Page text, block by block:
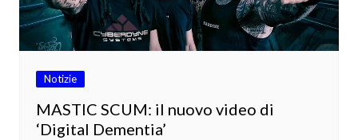
Notizie
MASTIC SCUM: il nuovo video di
‘Digital Dementia’